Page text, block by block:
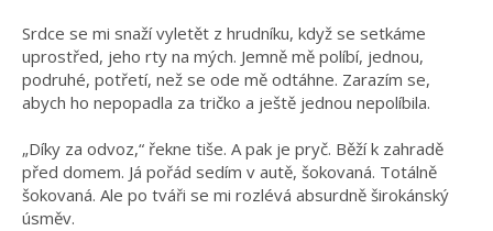
Srdce se mi snaží vyletět z hrudníku, když se setkáme
uprostřed, jeho rty na mých. Jemně mě políbí, jednou,
podruhé, potřetí, než se ode mě odtáhne. Zarazím se,
abych ho nepopadla za tričko a ještě jednou nepolíbila.
„Díky za odvoz,“ řekne tiše. A pak je pryč. Běží k zahradě
před domem. Já pořád sedím v autě, šokovaná. Totálně
šokovaná. Ale po tváři se mi rozlévá absurdně širokánský
úsměv.